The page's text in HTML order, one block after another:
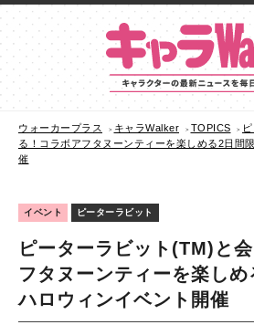
ウォーカープラス キャラWalker TOPICS
る！コラボアフタヌーンティーを楽しめる2日間
催
イベント ピーターラビット
ピーターラビット(TM)と
フタヌーンティーを楽し
ハロウィンイベント開催